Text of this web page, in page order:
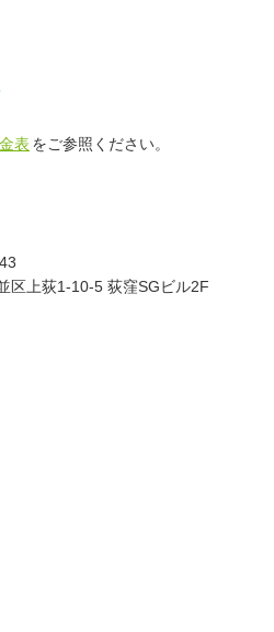
区上荻1-10-5 荻窪SGビル2F
表 をご参照ください。